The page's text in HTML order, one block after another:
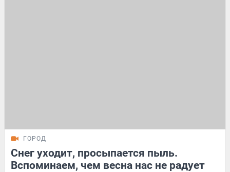
ГОРОД
Снег уходит, просыпается пыль.
Вспоминаем, чем весна нас не радует